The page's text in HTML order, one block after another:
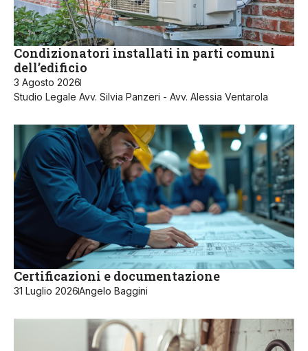
Condizionatori installati in parti comuni
dell’edificio
3 Agosto 2026
Studio Legale Avv. Silvia Panzeri - Avv. Alessia Ventarola
Certificazioni e documentazione
31 Luglio 2026Angelo Baggini